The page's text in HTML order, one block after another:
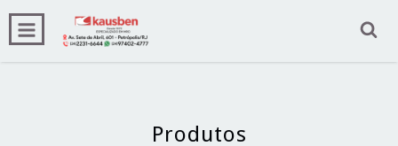
INÍCIO 0
Produtos